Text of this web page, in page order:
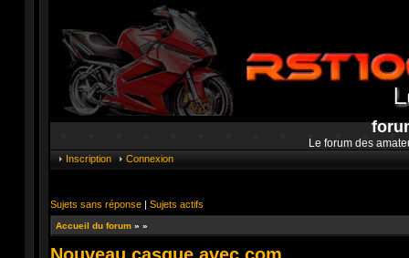
Le forum des
Inscription Connexion
Sujets sans réponse | Sujets actifs
Accueil du forum » »